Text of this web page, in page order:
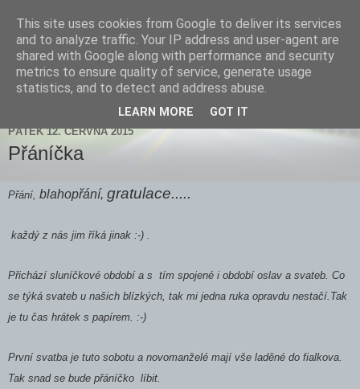
Zdenička
PÁTEK 12. ČERVNA 2015
Přáníčka
Přání, blahopřání, gratulace.....
každý z nás jim říká jinak :-) .
Přichází sluníčkové období a s tím spojené i období oslav a svateb. Co
se týká svateb u našich blízkých, tak mi jedna ruka opravdu nestačí.Tak
je tu čas hrátek s papírem. :-)
První svatba je tuto sobotu a novomanželé mají vše laděné do fialkova.
Tak snad se bude přáníčko líbit.
This site uses cookies from Google to deliver its services
and to analyze traffic. Your IP address and user-agent are
shared with Google along with performance and security
metrics to ensure quality of service, generate usage
statistics, and to detect and address abuse.
LEARN MORE GOT IT